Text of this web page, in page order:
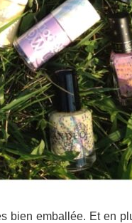
bien emballée. Et en